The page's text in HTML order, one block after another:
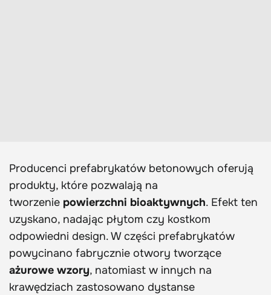
Producenci prefabrykatów betonowych oferują
produkty, które pozwalają na
tworzenie powierzchni bioaktywnych. Efekt ten
uzyskano, nadając płytom czy kostkom
odpowiedni design. W części prefabrykatów
powycinano fabrycznie otwory tworzące
ażurowe wzory, natomiast w innych na
krawędziach zastosowano dystanse